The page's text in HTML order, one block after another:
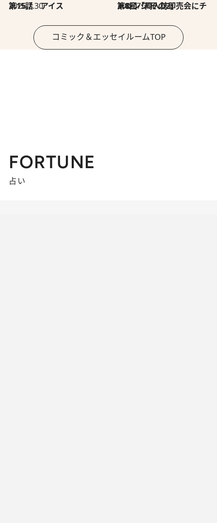
2026.7.30
第15話 アイス 2026.7.30
第8回「同人誌即売会にチャレンジ その2」
コミック＆エッセイルームTOP
FORTUNE
占い